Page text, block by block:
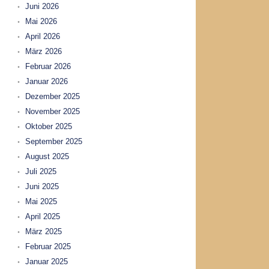
Juni 2026
Mai 2026
April 2026
März 2026
Februar 2026
Januar 2026
Dezember 2025
November 2025
Oktober 2025
September 2025
August 2025
Juli 2025
Juni 2025
Mai 2025
April 2025
März 2025
Februar 2025
Januar 2025